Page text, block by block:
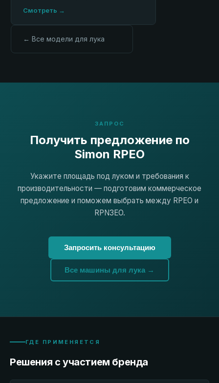
Смотреть →
← Все модели для лука
ЗАПРОС
Получить предложение по
Simon RPEO
Укажите площадь под луком и требования к
производительности — подготовим коммерческое
предложение и поможем выбрать между RPEO и
RPN3EO.
Запросить консультацию
Все машины для лука →
ГДЕ ПРИМЕНЯЕТСЯ
Решения с участием бренда